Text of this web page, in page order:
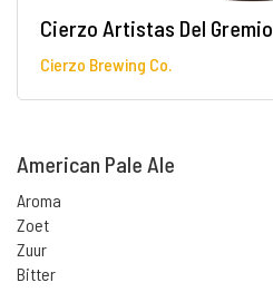
Cierzo Artistas Del Gremio
Cierzo Brewing Co.
American Pale Ale
Aroma
Zoet
Zuur
Bitter